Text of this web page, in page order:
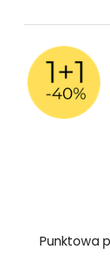
Punktowa